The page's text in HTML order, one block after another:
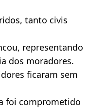
tanto civis
representando
dos moradores.
ficaram sem
foi comprometido